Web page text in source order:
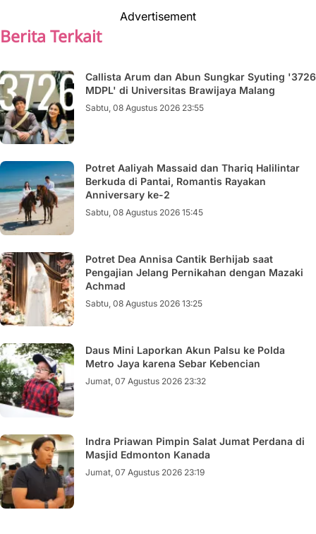
Advertisement
Berita Terkait
Callista Arum dan Abun Sungkar Syuting '3726
MDPL' di Universitas Brawijaya Malang
Sabtu, 08 Agustus 2026 23:55
Potret Aaliyah Massaid dan Thariq Halilintar
Berkuda di Pantai, Romantis Rayakan
Anniversary ke-2
Sabtu, 08 Agustus 2026 15:45
Potret Dea Annisa Cantik Berhijab saat
Pengajian Jelang Pernikahan dengan Mazaki
Achmad
Sabtu, 08 Agustus 2026 13:25
Daus Mini Laporkan Akun Palsu ke Polda
Metro Jaya karena Sebar Kebencian
Jumat, 07 Agustus 2026 23:32
Indra Priawan Pimpin Salat Jumat Perdana di
Masjid Edmonton Kanada
Jumat, 07 Agustus 2026 23:19